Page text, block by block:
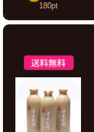
180pt